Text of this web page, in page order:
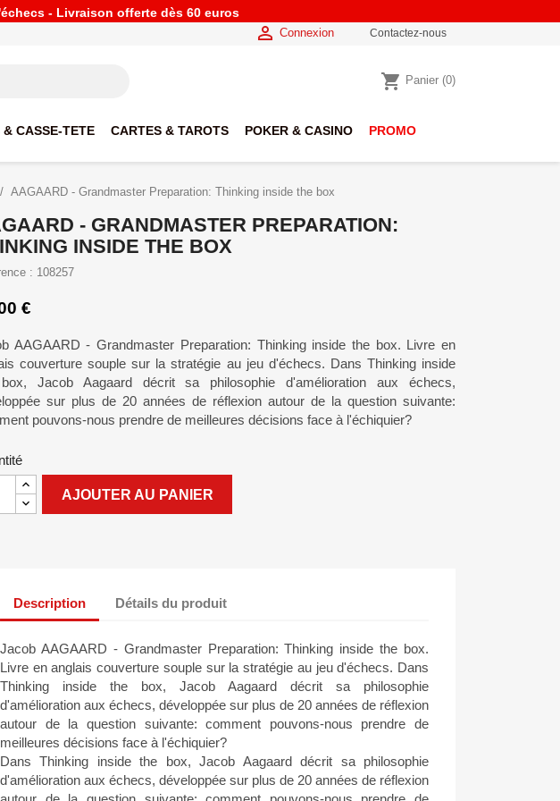
- Livraison offerte dès 60 euros
 Connexion Contactez-nous
shopping_cart Panier (0)
& CASSE-TETE CARTES & TAROTS POKER & CASINO PROMO
AAGAARD - Grandmaster Preparation: Thinking inside the box
- GRANDMASTER PREPARATION:
INSIDE THE BOX
: 108257
€
AAGAARD - Grandmaster Preparation: Thinking inside the box. Livre en
couverture souple sur la stratégie au jeu d'échecs. Dans Thinking inside
Jacob Aagaard décrit sa philosophie d'amélioration aux échecs,
sur plus de 20 années de réflexion autour de la question suivante:
pouvons-nous prendre de meilleures décisions face à l'échiquier?
AJOUTER AU PANIER
Description Détails du produit
Jacob AAGAARD - Grandmaster Preparation: Thinking inside the box.
Livre en anglais couverture souple sur la stratégie au jeu d'échecs. Dans
Thinking inside the box, Jacob Aagaard décrit sa philosophie
d'amélioration aux échecs, développée sur plus de 20 années de réflexion
autour de la question suivante: comment pouvons-nous prendre de
meilleures décisions face à l'échiquier?
Dans Thinking inside the box, Jacob Aagaard décrit sa philosophie
d'amélioration aux échecs, développée sur plus de 20 années de réflexion